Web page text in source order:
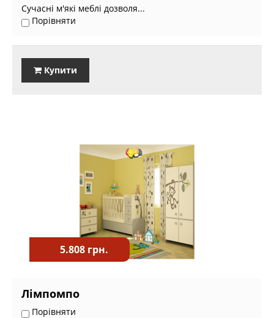
Сучасні м'які меблі дозволя...
Порівняти
Купити
5.808 грн.
Лімпомпо
Порівняти